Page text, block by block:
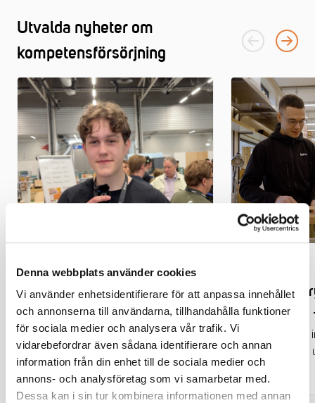
Denna webbplats använder cookies
Vi använder enhetsidentifierare för att anpassa innehållet
och annonserna till användarna, tillhandahålla funktioner
för sociala medier och analysera vår trafik. Vi
vidarebefordrar även sådana identifierare och annan
information från din enhet till de sociala medier och
annons- och analysföretag som vi samarbetar med.
Dessa kan i sin tur kombinera informationen med annan
Utvalda nyheter om
kompetensförsörjning
TMF på Yrkes-SM: ”Du
behövs i branschen”
Under Yrkes-SM på
Stockholmsmässan, som lockade
tusentals besökare, deltog ...
”Lyft fram
yrkesvalet”
att locka
och
Många
möbelindustrin
svårare än n...